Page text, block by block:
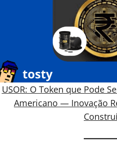
USOR: O Token que Pode
Americano — Inovação